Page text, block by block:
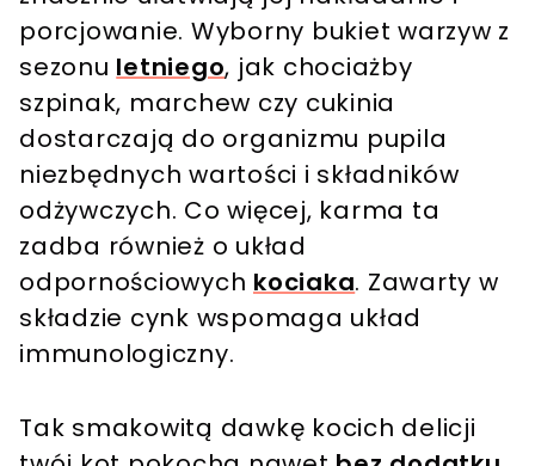
porcjowanie. Wyborny bukiet warzyw z
sezonu letniego, jak chociażby
szpinak, marchew czy cukinia
dostarczają do organizmu pupila
niezbędnych wartości i składników
odżywczych. Co więcej, karma ta
zadba również o układ
odpornościowych kociaka. Zawarty w
składzie cynk wspomaga układ
immunologiczny.
Tak smakowitą dawkę kocich delicji